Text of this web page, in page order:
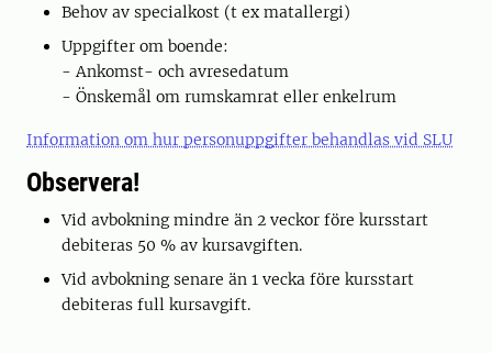
Behov av specialkost (t ex matallergi)
Uppgifter om boende:
- Ankomst- och avresedatum
- Önskemål om rumskamrat eller enkelrum
Information om hur personuppgifter behandlas vid SLU
Observera!
Vid avbokning mindre än 2 veckor före kursstart
debiteras 50 % av kursavgiften.
Vid avbokning senare än 1 vecka före kursstart
debiteras full kursavgift.